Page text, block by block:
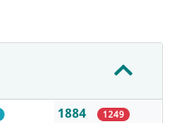
1884 1249